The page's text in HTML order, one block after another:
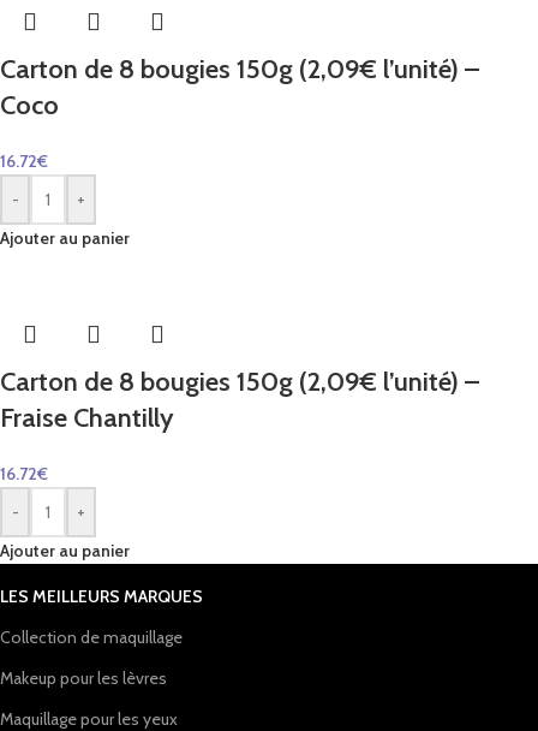
Carton de 8 bougies 150g (2,09€ l’unité) –
Coco
16.72€
-
+
Ajouter au panier
Carton de 8 bougies 150g (2,09€ l’unité) –
Fraise Chantilly
16.72€
-
+
Ajouter au panier
LES MEILLEURS MARQUES
Collection de maquillage
Makeup pour les lèvres
Maquillage pour les yeux